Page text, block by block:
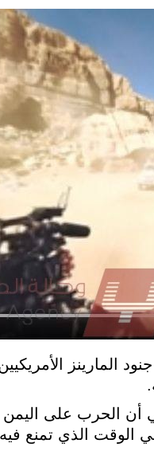
المارينز
أن الحرب على اليمن
الوقت الذي تمنع